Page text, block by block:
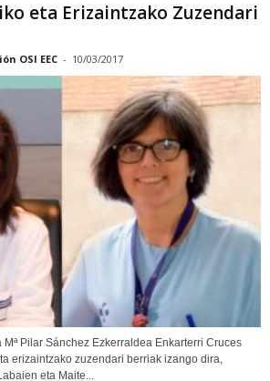
eta Erizaintzako Zuzendari
OSI EEC - 10/03/2017
Mª Pilar Sánchez Ezkerraldea Enkarterri Cruces
erizaintzako zuzendari berriak izango dira,
eta Maite...